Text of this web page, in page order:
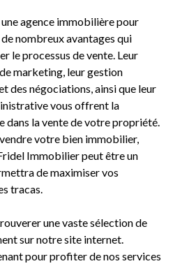
agence immobilière pour
nombreux avantages qui
le processus de vente. Leur
marketing, leur gestion
des négociations, ainsi que leur
vous offrent la
dans la vente de votre propriété.
votre bien immobilier,
Immobilier peut être un
de maximiser vos
tracas.
une vaste sélection de
sur notre site internet.
pour profiter de nos services